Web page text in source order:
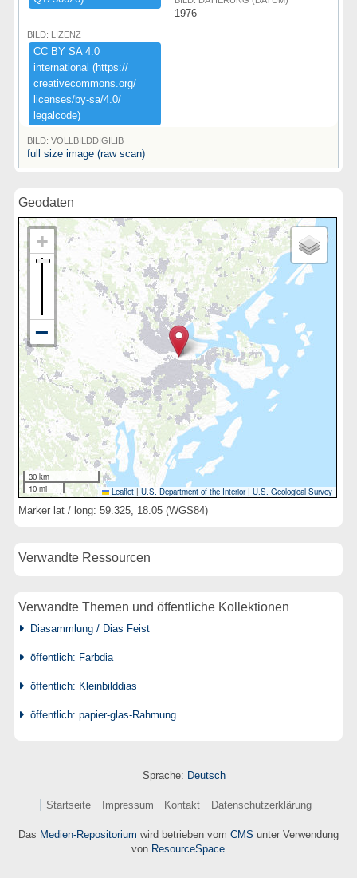
1976
BILD: LIZENZ
CC ​BY ​SA ​4.​0 ​
international ​(​https:​/​/​
creativecommons.​org/​
licenses/​by-​sa/​4.​0/​
legalcode)​
BILD: VOLLBILDDIGILIB
full size image (raw scan)
Geodaten
30 km
10 mi
Leaflet | U.S. Department of the Interior|U.S. Geological Survey
Marker lat / long: 59.325, 18.05 (WGS84)
Verwandte Ressourcen
Verwandte Themen und öffentliche Kollektionen
Diasammlung / Dias Feist
öffentlich: Farbdia
öffentlich: Kleinbilddias
öffentlich: papier-glas-Rahmung
Sprache: Deutsch
Startseite Impressum Kontakt Datenschutzerklärung
Das Medien-Repositorium wird betrieben vom CMS unter Verwendung
von ResourceSpace